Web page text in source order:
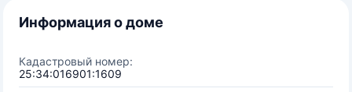
Информация о доме
Кадастровый номер:
25:34:016901:1609